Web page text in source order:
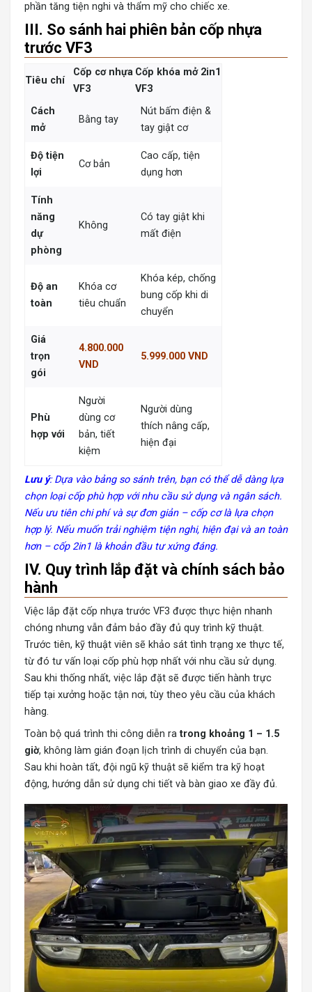
phần tăng tiện nghi và thẩm mỹ cho chiếc xe.
III. So sánh hai phiên bản cốp nhựa
trước VF3
Tiêu chí
Cốp cơ nhựa
VF3
Cốp khóa mở 2in1
VF3
Cách
mở
Bằng tay
Nút bấm điện &
tay giật cơ
Độ tiện
lợi
Cơ bản
Cao cấp, tiện
dụng hơn
Tính
năng
dự
phòng
Không
Có tay giật khi
mất điện
Độ an
toàn
Khóa cơ
tiêu chuẩn
Khóa kép, chống
bung cốp khi di
chuyển
Giá
trọn
gói
4.800.000
VND
5.999.000 VND
Phù
hợp với
Người
dùng cơ
bản, tiết
kiệm
Người dùng
thích nâng cấp,
hiện đại
Lưu ý: Dựa vào bảng so sánh trên, bạn có thể dễ dàng lựa
chọn loại cốp phù hợp với nhu cầu sử dụng và ngân sách.
Nếu ưu tiên chi phí và sự đơn giản – cốp cơ là lựa chọn
hợp lý. Nếu muốn trải nghiệm tiện nghi, hiện đại và an toàn
hơn – cốp 2in1 là khoản đầu tư xứng đáng.
IV. Quy trình lắp đặt và chính sách bảo
hành
Việc lắp đặt cốp nhựa trước VF3 được thực hiện nhanh
chóng nhưng vẫn đảm bảo đầy đủ quy trình kỹ thuật.
Trước tiên, kỹ thuật viên sẽ khảo sát tình trạng xe thực tế,
từ đó tư vấn loại cốp phù hợp nhất với nhu cầu sử dụng.
Sau khi thống nhất, việc lắp đặt sẽ được tiến hành trực
tiếp tại xưởng hoặc tận nơi, tùy theo yêu cầu của khách
hàng.
Toàn bộ quá trình thi công diễn ratrong khoảng 1 – 1.5
giờ, không làm gián đoạn lịch trình di chuyển của bạn.
Sau khi hoàn tất, đội ngũ kỹ thuật sẽ kiểm tra kỹ hoạt
động, hướng dẫn sử dụng chi tiết và bàn giao xe đầy đủ.